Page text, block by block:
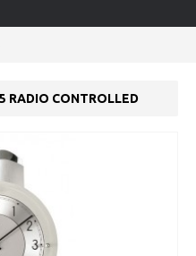
AMS 5215 radio
RADIO CONTROLLED